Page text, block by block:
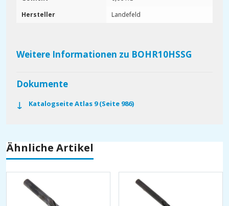
Hersteller
Landefeld
Weitere Informationen zu BOHR10HSSG
Dokumente
Katalogseite Atlas 9 (Seite 986)
Ähnliche Artikel